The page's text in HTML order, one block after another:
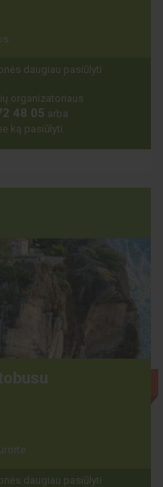
daugiau pasiūlyti
organizatoriaus
48 05 arba
ką pasiūlyti.
daugiau pasiūlyti